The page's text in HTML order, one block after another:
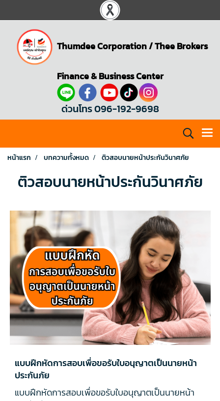
Thumdee Corporation/Thee Brokers
Finance & Business Center
ด่วนโทร 096-192-9698
หน้าแรก บทความทั้งหมด ติวสอบนายหน้าประกันวินาศภัย
ติวสอบนายหน้าประกันวินาศภัย
แบบฝึกหัดการสอบเพื่อขอรับใบอนุญาตเป็นนายหน้า
ประกันภัย
แบบฝึกหัดการสอบเพื่อขอรับใบอนุญาตเป็นนายหน้า